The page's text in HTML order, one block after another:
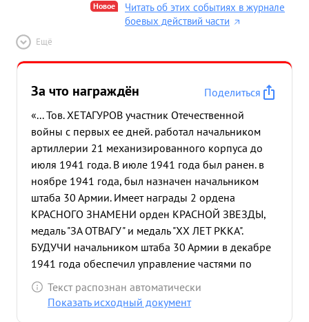
Новое
Читать об этих событиях в журнале
боевых действий части
Ещё
За что награждён
Поделиться
«... Тов. ХЕТАГУРОВ участник Отечественной
войны с первых ее дней. работал начальником
артиллерии 21 механизированного корпуса до
июля 1941 года. В июле 1941 года был ранен. в
ноябре 1941 года, был назначен начальником
штаба 30 Армии. Имеет награды 2 ордена
КРАСНОГО ЗНАМЕНИ орден КРАСНОЙ ЗВЕЗДЫ,
медаль "ЗА ОТВАГУ" и медаль "ХХ ЛЕТ РККА".
БУДУЧИ начальником штаба 30 Армии в декабре
1941 года обеспечил управление частями по
разгрому противника под Москвой на фронте 80
Армии. Лично командовал армейской группой,
Текст распознан автоматически
Показать исходный документ